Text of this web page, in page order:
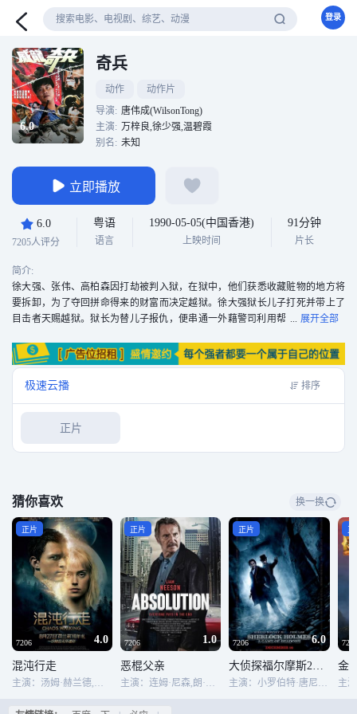
登录
6.0
奇兵
动作
动作片
导演: 唐伟成(WilsonTong)
主演: 万梓良,徐少强,温碧霞
别名: 未知
立即播放
6.0
7205人评分
粤语
语言
1990-05-05(中国香港)
上映时间
91分钟
片长
简介:
徐大强、张伟、高柏森因打劫被判入狱，在狱中，他们获悉收藏赃物的地方将
要拆卸，为了夺回拼命得来的财富而决定越狱。徐大强狱长儿子打死并带上了
目击者天赐越狱。狱长为替儿子报仇，便串通一外藉警司利用帮
得辞职警探万子协助，希望天赐能逃脱，向警方解释。另一方面，天赐被利用
完后，被徐丢下，因各方面的误会而遭追杀，而匿藏地点却被外藉警司获悉，
当他正想杀天赐时，幸得万子的警探好友陈SIR出手，救回一命。万子为要证实
孤注一掷的反击，向两大势力作出挑战。
极速云播 排序
正片
猜你喜欢 换一换
7206 4.0
正片
混沌行走
主演：汤姆·赫兰德,黛西·雷德利,德米安·比齐尔,大卫·奥伊罗,科特·萨特,辛西娅·艾莉佛,贝瑟妮·安妮·林德,麦斯·米科尔森,尼克·乔纳斯,雷·迈克金农,文森特·莱克莱尔,布兰·克洛卡雷尔,蒂龙·本斯金,弗兰克·方丹,帕特里克·加洛,玛丽莲·迪恩-罗比齐,朱利安·瑞钦斯,迈克尔·戴森,马克斯韦尔·麦卡比-洛克斯,迈克尔·亚穆什,布莱恩·亚历山大,奥妮克·阿德莉,克劳迪娅·贝索,奥斯卡·贾恩那达,塔拉·尼科迪莫,哈里森·奥斯特菲尔德
7206 1.0
正片
恶棍父亲
主演：连姆·尼森,朗·普尔曼,弗兰西斯·肖,丹尼尔·迪默,汉斯·皮特·莫朗,尤隆达·罗斯,Deanna Tarraza,吉米·冈萨雷斯,Levon Panek,瑞安·霍姆奇克,Matthew Delamater,Terrence Pulliam,哈维尔·莫利纳,乔什·德伦宁,Tom Kemp,Bruce Busta Soscia,威廉·泽法尔茨,凯特·阿瓦洛尼,Omar Moustafa Ghonim,Nicholas Delany
7206 6.0
正片
大侦探福尔摩斯2：诡影游戏
主演：小罗伯特·唐尼,裘德·洛,瑞秋·麦克亚当斯,劳米·拉佩斯,斯蒂芬·弗雷,凯利·蕾莉
7206
正
金